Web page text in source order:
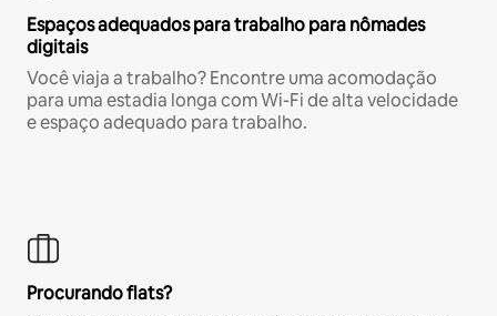
Espaços adequados para trabalho para nômades
digitais
Você viaja a trabalho? Encontre uma acomodação
para uma estadia longa com Wi-Fi de alta velocidade
e espaço adequado para trabalho.
Procurando flats?